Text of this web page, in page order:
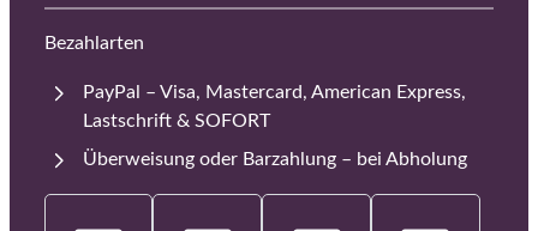
Bezahlarten
PayPal – Visa, Mastercard, American Express,
Lastschrift & SOFORT
Überweisung oder Barzahlung – bei Abholung